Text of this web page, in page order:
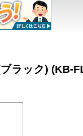
ラック) (KB-